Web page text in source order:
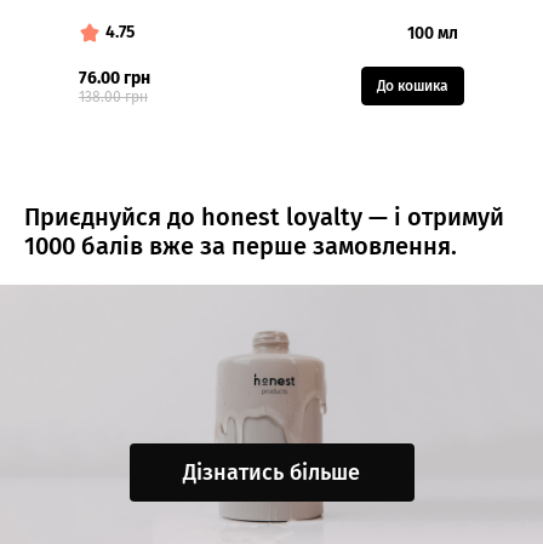
4.75
138.00 грн
76.00 грн
100 мл
До кошика
Приєднуйся до honest loyalty — і отримуй
1000 балів вже за перше замовлення.
Дізнатись більше